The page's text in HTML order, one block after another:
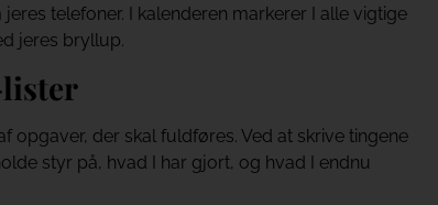
telefoner. I kalenderen markerer I alle vigtige
jeres bryllup.
opgaver, der skal fuldføres. Ved at skrive tingene
styr på, hvad I har gjort, og hvad I endnu